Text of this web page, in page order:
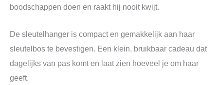
boodschappen doen en raakt hij nooit kwijt.
De sleutelhanger is compact en gemakkelijk aan haar
sleutelbos te bevestigen. Een klein, bruikbaar cadeau dat
dagelijks van pas komt en laat zien hoeveel je om haar
geeft.